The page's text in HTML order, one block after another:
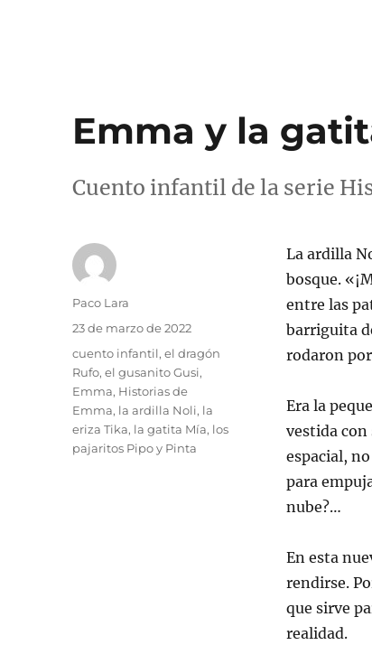
Emma y la
Cuento infantil de la serie
La ardilla
bosque.
entre las
barriguita
rodaron
Era la
vestida con
espacial,
para
nube?…
En esta
rendirse.
que sirve
realidad.
Autor
Paco Lara
Publicado
23 de marzo de 2022
Etiquetas
cuento infantil,el dragón
Rufo,el gusanito Gusi,
Emma, Historias de
Emma, la ardilla Noli, la
eriza Tika, la gatita Mía, los
pajaritos Pipo y Pinta